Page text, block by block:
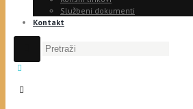
Službeni dokumenti
Kontakt